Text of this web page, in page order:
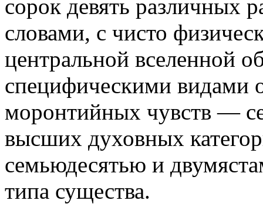
сорок девять различных
словами, с чисто
центральной вселенной
специфическими
моронтийных чувств —
высших духовных
семьюдесятью и
типа существа.